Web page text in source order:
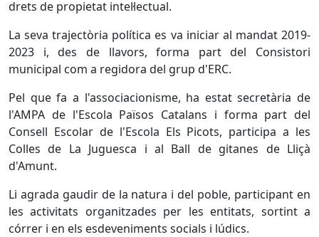
drets de propietat intel·lectual.
La seva trajectòria política es va iniciar al mandat 2019-
2023 i, des de llavors, forma part del Consistori
municipal com a regidora del grup d'ERC.
Pel que fa a l'associacionisme, ha estat secretària de
l'AMPA de l'Escola Països Catalans i forma part del
Consell Escolar de l'Escola Els Picots, participa a les
Colles de La Juguesca i al Ball de gitanes de Lliçà
d'Amunt.
Li agrada gaudir de la natura i del poble, participant en
les activitats organitzades per les entitats, sortint a
córrer i en els esdeveniments socials i lúdics.